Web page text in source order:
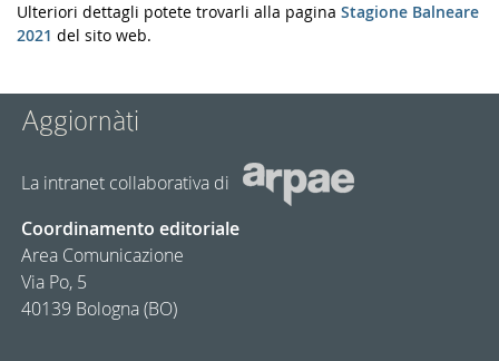
Ulteriori dettagli potete trovarli alla pagina Stagione Balneare
2021 del sito web.
Aggiornàti
La intranet collaborativa di
Coordinamento editoriale
Area Comunicazione
Via Po, 5
40139 Bologna (BO)